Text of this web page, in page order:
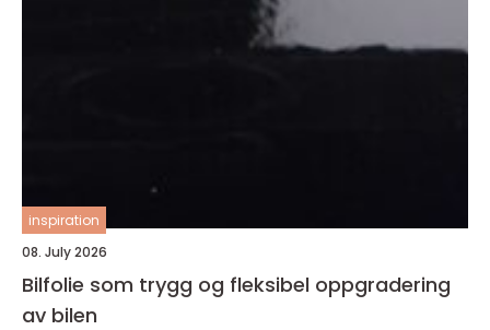
inspiration
08. July 2026
Bilfolie som trygg og fleksibel oppgradering
av bilen